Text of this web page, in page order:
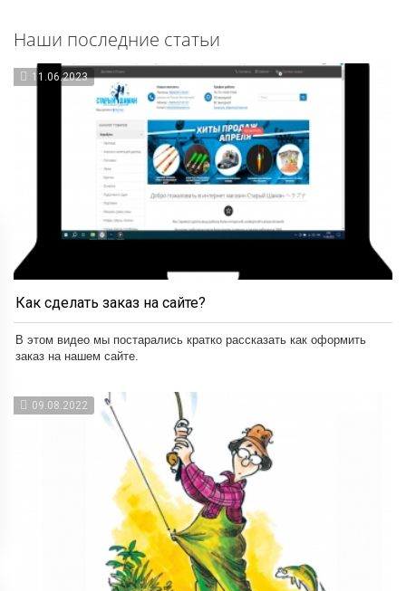
Наши последние статьи
11.06.2023
Как сделать заказ на сайте?
В этом видео мы постарались кратко рассказать как оформить
заказ на нашем сайте.
09.08.2022